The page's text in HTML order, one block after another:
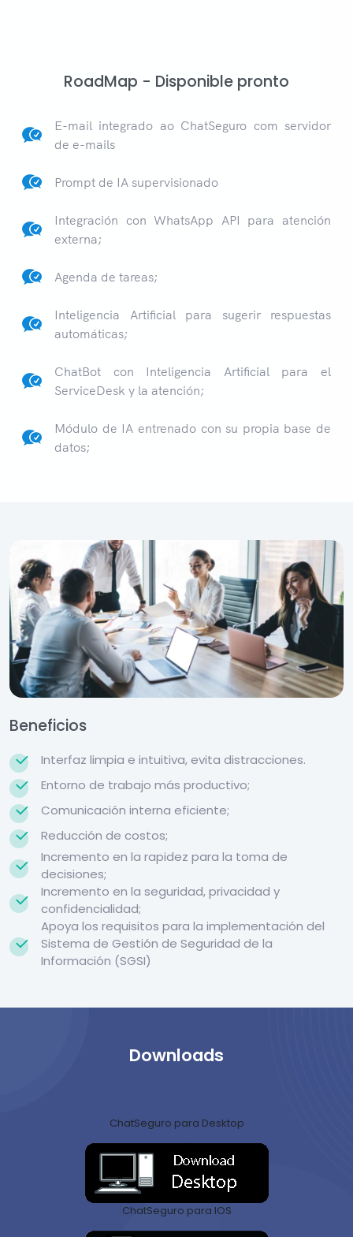
RoadMap - Disponible pronto
E-mail integrado ao ChatSeguro com servidor
de e-mails
Prompt de IA supervisionado
Integración con WhatsApp API para atención
externa;
Agenda de tareas;
Inteligencia Artificial para sugerir respuestas
automáticas;
ChatBot con Inteligencia Artificial para el
ServiceDesk y la atención;
Módulo de IA entrenado con su propia base de
datos;
Beneficios
Interfaz limpia e intuitiva, evita distracciones.
Entorno de trabajo más productivo;
Comunicación interna eficiente;
Reducción de costos;
Incremento en la rapidez para la toma de
decisiones;
Incremento en la seguridad, privacidad y
confidencialidad;
Apoya los requisitos para la implementación del
Sistema de Gestión de Seguridad de la
Información (SGSI)
Downloads
ChatSeguro para Desktop
ChatSeguro para IOS